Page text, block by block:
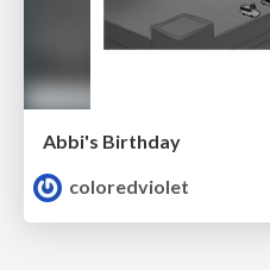
Abbi's Birthday
coloredviolet